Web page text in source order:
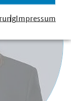
Impressum